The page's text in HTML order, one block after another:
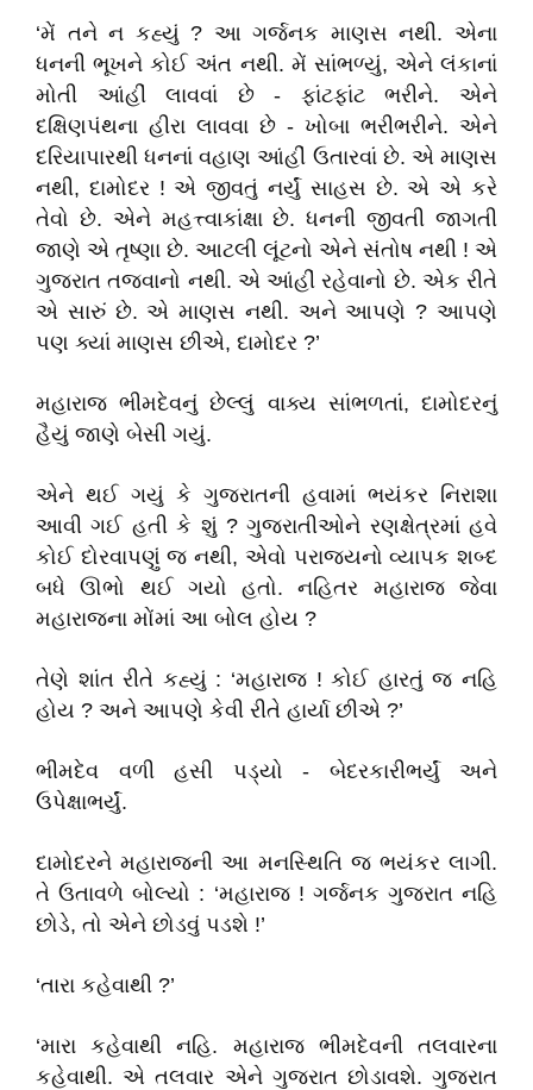
‘મેં તને ન કહ્યું ? આ ગર્જનક માણસ નથી. એના
ધનની ભૂખને કોઈ અંત નથી. મેં સાંભળ્યું, એને લંકાનાં
મોતી આંહીં લાવવાં છે - ફાંટફાંટ ભરીને. એને
દક્ષિણપંથના હીરા લાવવા છે - ખોબા ભરીભરીને. એને
દરિયાપારથી ધનનાં વહાણ આંહીં ઉતારવાં છે. એ માણસ
નથી, દામોદર ! એ જીવતું નર્યું સાહસ છે. એ એ કરે
તેવો છે. એને મહત્ત્વાકાંક્ષા છે. ધનની જીવતી જાગતી
જાણે એ તૃષ્ણા છે. આટલી લૂંટનો એને સંતોષ નથી ! એ
ગુજરાત તજવાનો નથી. એ આંહીં રહેવાનો છે. એક રીતે
એ સારું છે. એ માણસ નથી. અને આપણે ? આપણે
પણ ક્યાં માણસ છીએ, દામોદર ?’
મહારાજ ભીમદેવનું છેલ્લું વાક્ય સાંભળતાં, દામોદરનું
હૈયું જાણે બેસી ગયું.
એને થઈ ગયું કે ગુજરાતની હવામાં ભયંકર નિરાશા
આવી ગઈ હતી કે શું ? ગુજરાતીઓને રણક્ષેત્રમાં હવે
કોઈ દોરવાપણું જ નથી, એવો પરાજયનો વ્યાપક શબ્દ
બધે ઊભો થઈ ગયો હતો. નહિતર મહારાજ જેવા
મહારાજના મોંમાં આ બોલ હોય ?
તેણે શાંત રીતે કહ્યું : ‘મહારાજ ! કોઈ હારતું જ નહિ
હોય ? અને આપણે કેવી રીતે હાર્યા છીએ ?’
ભીમદેવ વળી હસી પડ્યો - બેદરકારીભર્યું અને
ઉપેક્ષાભર્યું.
દામોદરને મહારાજની આ મનસ્થિતિ જ ભયંકર લાગી.
તે ઉતાવળે બોલ્યો : ‘મહારાજ ! ગર્જનક ગુજરાત નહિ
છોડે, તો એને છોડવું પડશે !’
‘તારા કહેવાથી ?’
‘મારા કહેવાથી નહિ. મહારાજ ભીમદેવની તલવારના
કહેવાથી. એ તલવાર એને ગુજરાત છોડાવશે. ગુજરાત